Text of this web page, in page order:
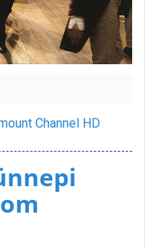
Channel HD